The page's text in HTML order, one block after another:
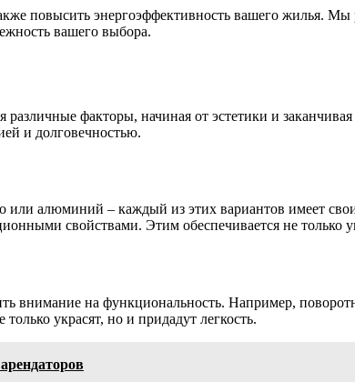
повысить энергоэффективность вашего жилья.
вашего выбора.
факторы, начиная от эстетики и
и долговечностью.
или алюминий – каждый из этих вариантов имеет
свойствами. Этим обеспечивается не только
внимание на функциональность. Например,
украсят, но и придадут легкость.